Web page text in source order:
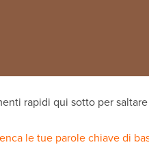
rapidi qui sotto per
le tue parole chiave di